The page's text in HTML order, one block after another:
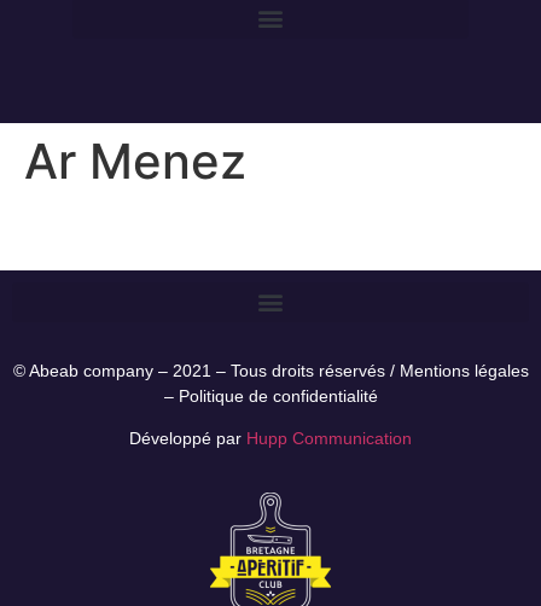
Ar Menez
© Abeab company – 2021 – Tous droits réservés / Mentions légales
– Politique de confidentialité
Développé par Hupp Communication